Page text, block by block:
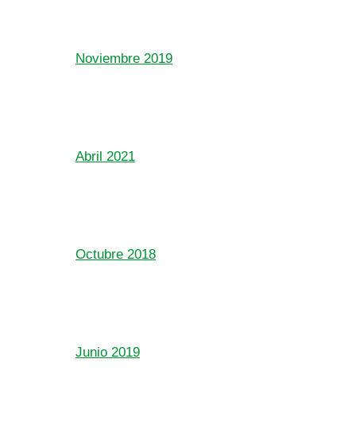
Noviembre 2019
Abril 2021
Octubre 2018
Junio 2019